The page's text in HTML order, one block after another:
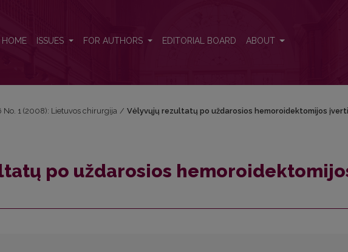
HOME ISSUES FOR AUTHORS EDITORIAL BOARD ABOUT
No. 1 (2008): Lietuvos chirurgija / Vėlyvųjų rezultatų po uždarosios hemoroidektomijos
po uždarosios